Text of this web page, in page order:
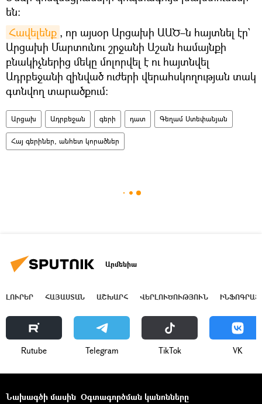
են։
Հավելենք , որ այսօր Արցախի ԱԱԾ–ն հայտնել էր`
Արցախի Մարտունու շրջանի Աշան համայնքի
բնակիչներից մեկը մոլորվել է ու հայտնվել
Ադրբեջանի զինված ուժերի վերահսկողության տակ
գտնվող տարածքում։
Արցախ Ադրբեջան գերի դատ Գեղամ Ստեփանյան
Հայ գերիներ, անհետ կորածներ
Արմենիա
ԼՈՒՐԵՐ ՀԱՅԱՍՏԱՆ ԱՇԽԱՐՀ ՎԵՐԼՈՒԾՈՒԹՅՈՒՆ
Rutube Telegram ТikТоk VK
Նախագծի մասին Օգտագործման կանոնները